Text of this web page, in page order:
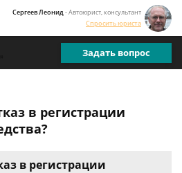
Сергеев Леонид - Автоюрист, консультант
Спросить юриста
Задать вопрос
в регистрации
в регистрации